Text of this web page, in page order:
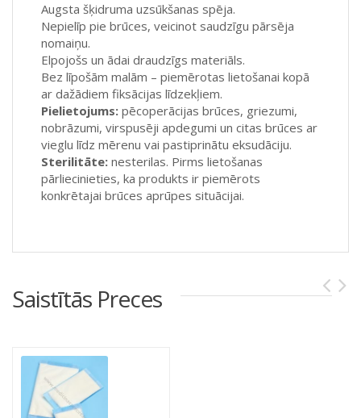
Augsta šķidruma uzsūkšanas spēja.
Nepielīp pie brūces, veicinot saudzīgu pārsēja
nomaiņu.
Elpojošs un ādai draudzīgs materiāls.
Bez līpošām malām – piemērotas lietošanai kopā
ar dažādiem fiksācijas līdzekļiem.
Pielietojums: pēcoperācijas brūces, griezumi,
nobrāzumi, virspusēji apdegumi un citas brūces ar
vieglu līdz mērenu vai pastiprinātu eksudāciju.
Sterilitāte: nesterilas. Pirms lietošanas
pārliecinieties, ka produkts ir piemērots
konkrētajai brūces aprūpes situācijai.
Saistītās Preces